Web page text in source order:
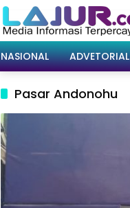
NASIONAL ADVETORIAL
Pasar Andonohu